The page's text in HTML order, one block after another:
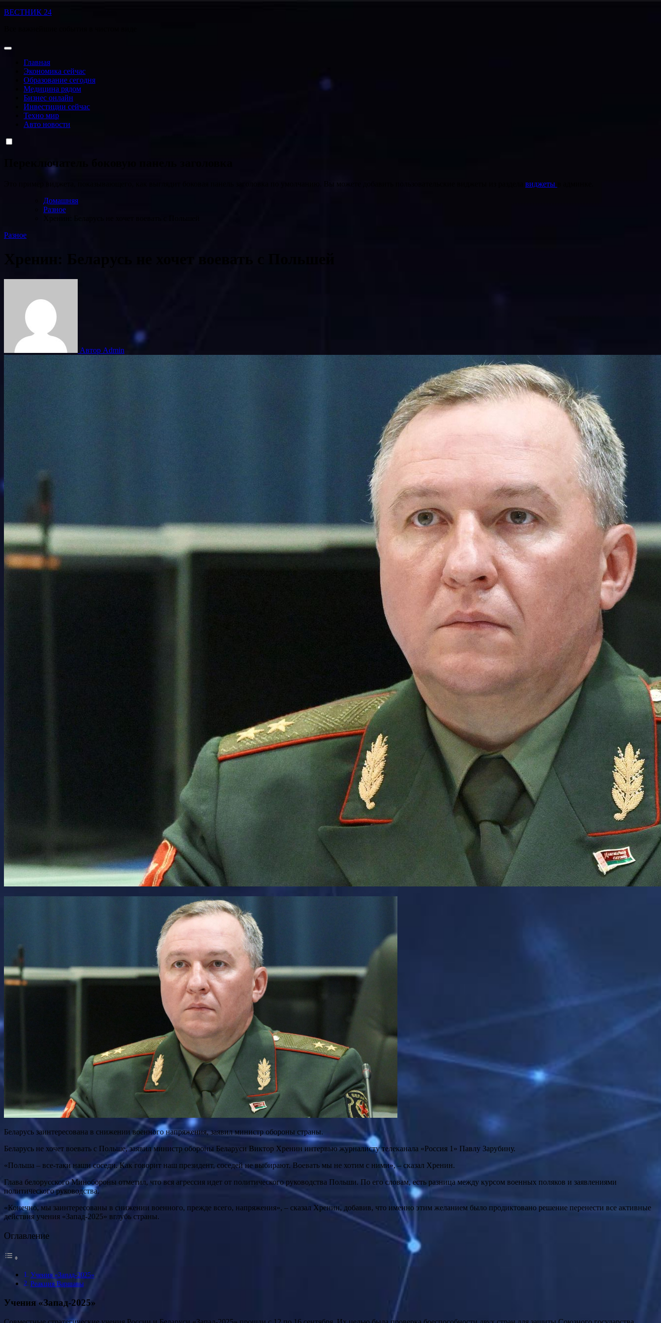
Перейти
ВЕСТНИК 24
Главная
Экономика сейчас
Образование сегодня
Медицина рядом
Бизнес онлайн
Инвестиции сейчас
Техно мир
Авто новости
Переключатель боковую панель заголовка
Это пример виджета, показывающего, как выглядит боковая панель заголовка по умолчанию. Вы можете добавить пользовательские виджеты из раздела виджеты
Домашняя
Разное
Разное
Автор Admin
Беларусь заинтересована в снижении военного напряжения, заявил министр обороны страны.
Беларусь не хочет воевать с Польше, заявил министр обороны Беларуси Виктор Хренин интервью журналисту телеканала «Россия 1» Павлу Зарубину.
«Польша – все-таки наши соседи. Как говорит наш президент, соседей не выбирают. Воевать мы не хотим с ними», – сказал Хренин.
Глава белорусского Минобороны отметил, что вся агрессия идет от политического руководства Польши. По его словам, есть разница между курсом военных поляков и заявлениями
политического руководства.
«Конечно, мы заинтересованы в снижении военного, прежде всего, напряжения», – сказал Хренин, добавив, что именно этим желанием было продиктовано решение перенести все активные
действия учения «Запад-2025» вглубь страны.
Оглавление
Учения «Запад-2025»
Реакция Варшавы
Учения «Запад-2025»